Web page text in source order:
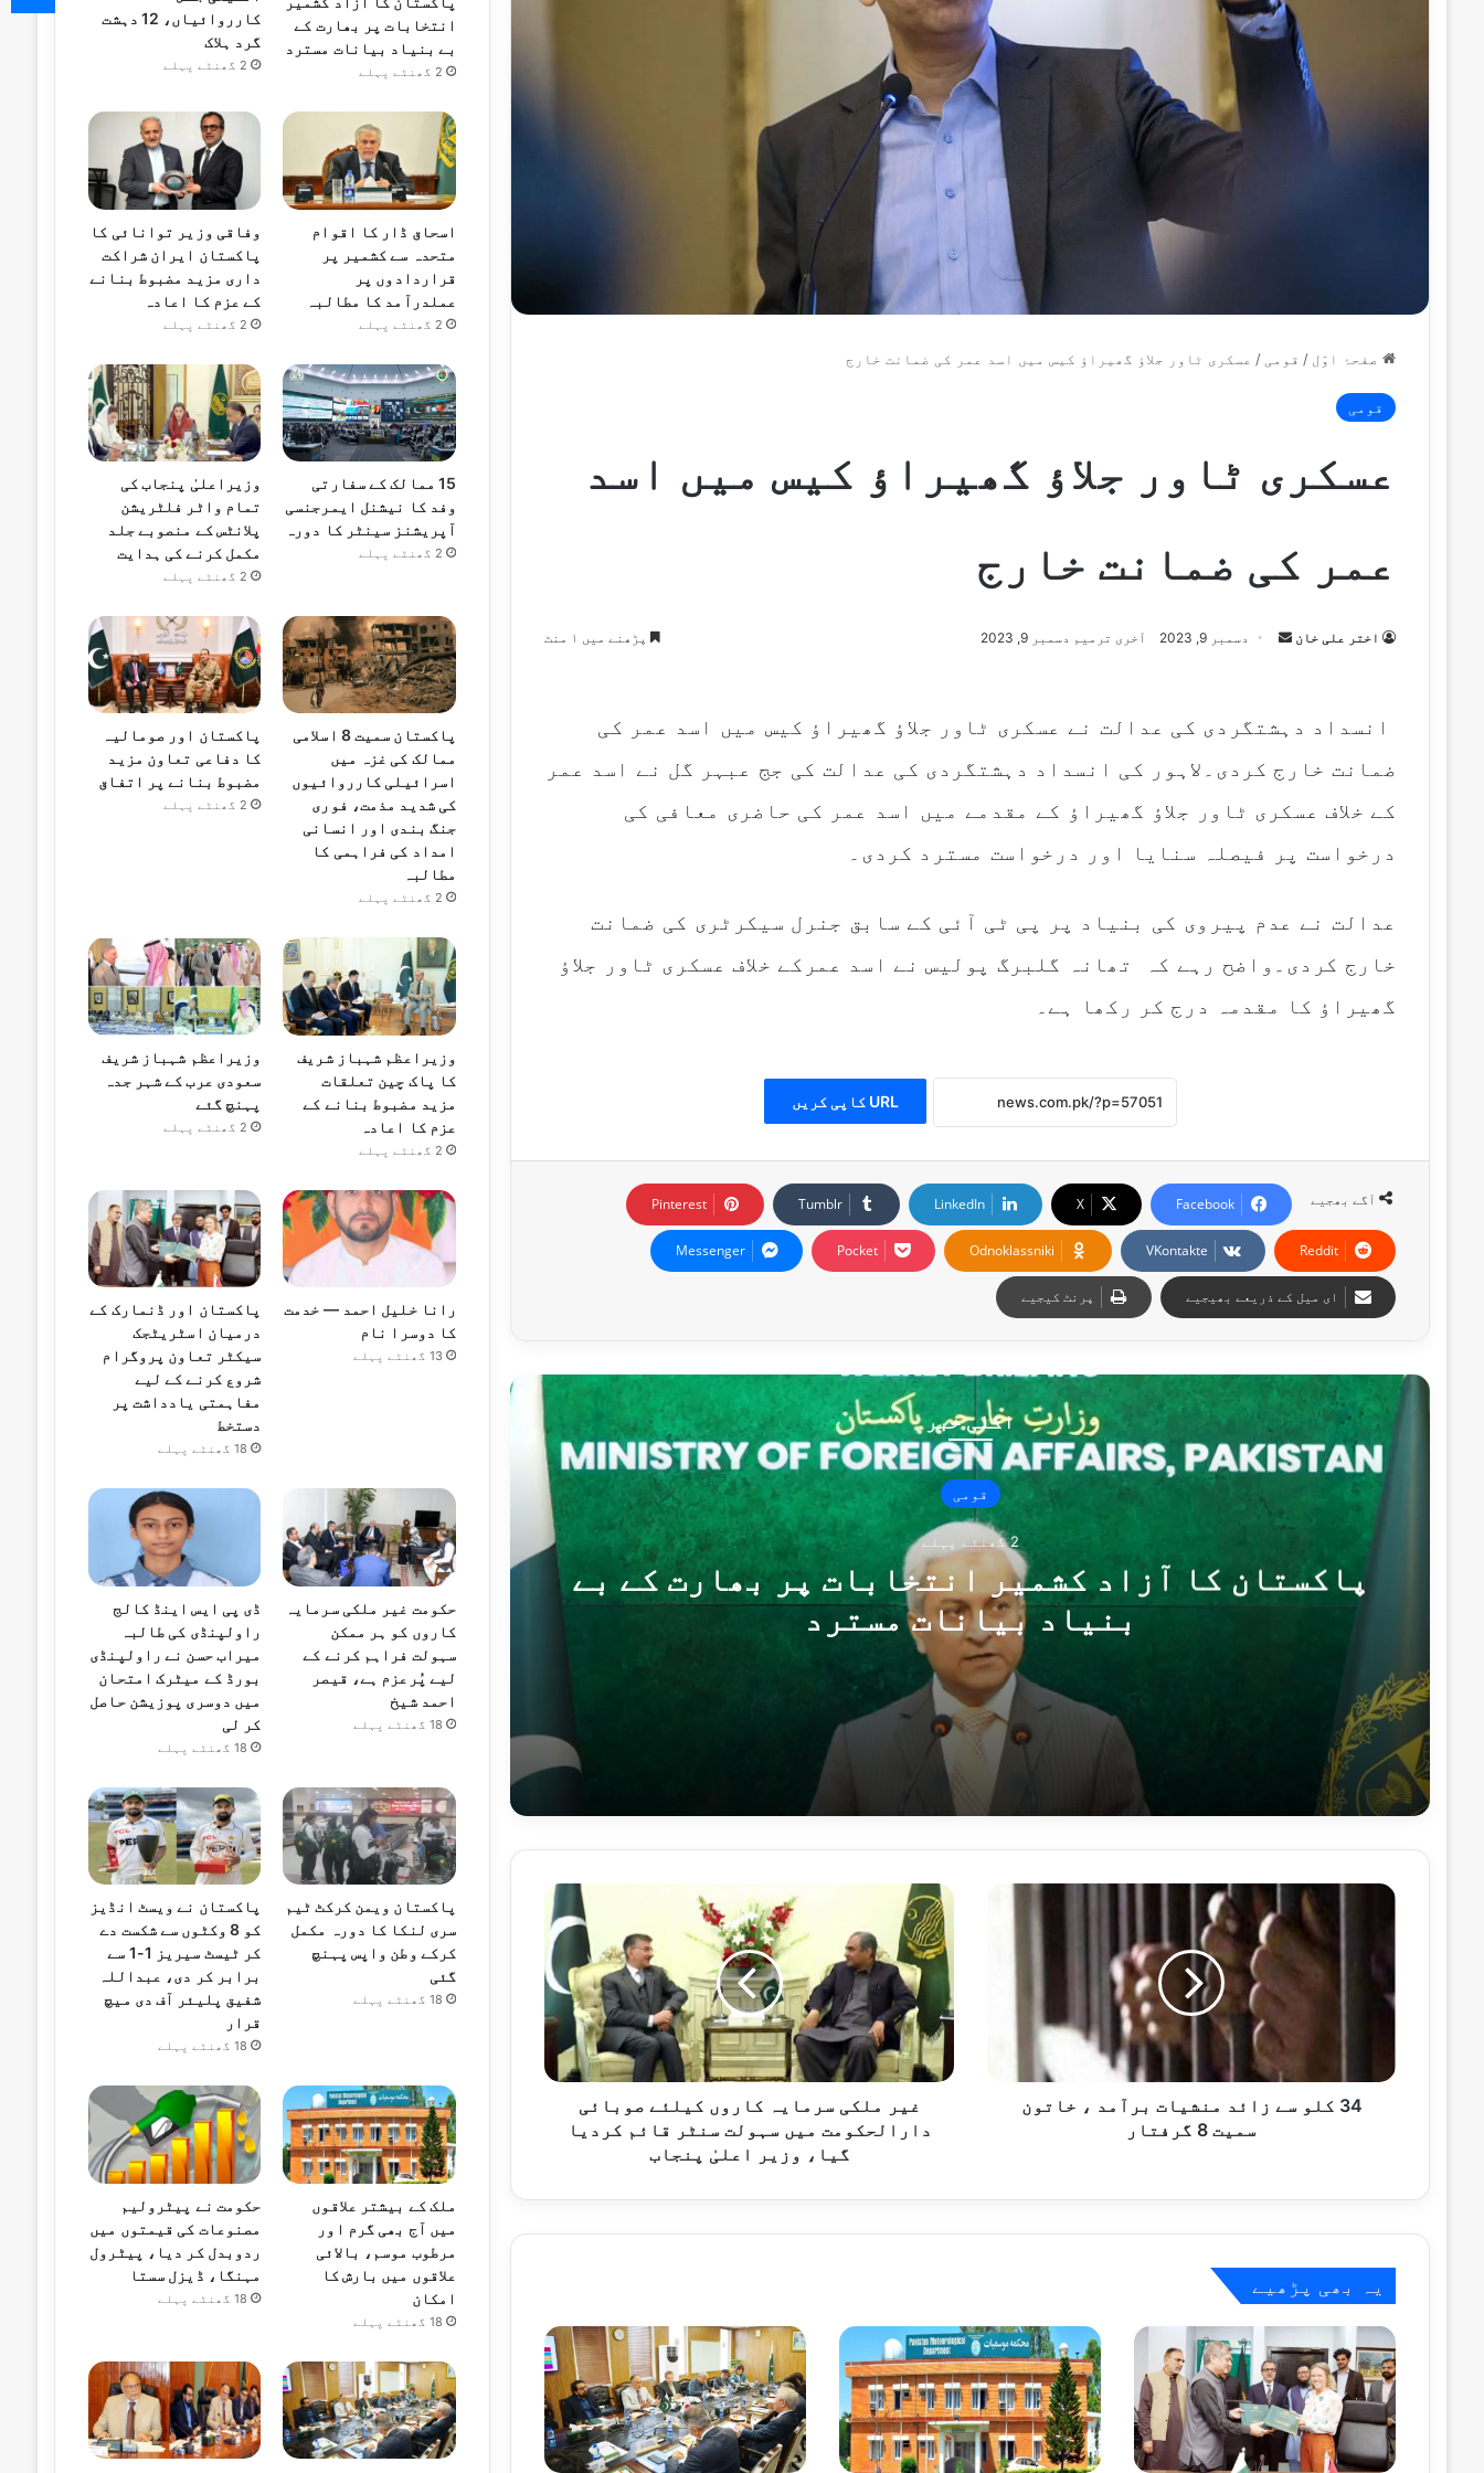
صفحۂ اوّل / قومی / عسکری ٹاور جلاؤ گھیراؤ کیس میں اسد عمر کی ضمانت خارج
قومی
عسکری ٹاور جلاؤ گھیراؤ کیس میں اسد
عمر کی ضمانت خارج
اختر علی خان
S
n
m
دسمبر 9, 2023 آخری ترمیم دسمبر 9, 2023 پڑھنے میں ۱ منٹ
انسداد دہشتگردی کی عدالت نے عسکری ٹاور جلاؤ گھیراؤ کیس میں اسد عمر کی
ضمانت خارج کردی۔لاہور کی انسداد دہشتگردی کی عدالت کی جج عبہر گل نے اسد عمر
کے خلاف عسکری ٹاور جلاؤ گھیراؤ کے مقدمے میں اسد عمر کی حاضری معافی کی
درخواست پر فیصلہ سنایا اور درخواست مسترد کردی۔
عدالت نے عدم پیروی کی بنیاد پر پی ٹی آئی کے سابق جنرل سیکرٹری کی ضمانت
خارج کردی۔واضح رہے کہ تھانہ گلبرگ پولیس نے اسد عمرکے خلاف عسکری ٹاور جلاؤ
گھیراؤ کا مقدمہ درج کر رکھا ہے۔
URL کاپی کریں
آگے بھجیے Facebook
X
LinkedIn
Tumblr
Pinterest
Reddit
VKontakte
Odnoklassniki
Pocket
Messenger
ای میل کے ذریعے بھیجیے پرنٹ کیجیے
اگلی خبر
قومی
2 گھنٹے پہلے
پاکستان کا آزاد کشمیر انتخابات پر بھارت کے بے
بنیاد بیانات مسترد
2 گھنٹے پہلے
پاکستان کا آزاد کشمیر انتخابات پر بھارت کے بے بنیاد بیانات مسترد
بلوچستان میں سیکیورٹی فورسز کی دو انٹیلی جنس کارروائیاں، 12 دہشت گرد ہلاک
اسحاق ڈار کا اقوام متحدہ سے کشمیر پر قراردادوں پر عملدرآمد کا مطالبہ
2 گھنٹے پہلے
وفاقی وزیر توانائی کا پاکستان ایران شراکت داری مزید مضبوط بنانے کے عزم کا اعادہ
2 گھنٹے پہلے
2 گھنٹے پہلے
وزیراعلیٰ پنجاب کی تمام واٹر فلٹریشن پلانٹس کے منصوبے جلد مکمل کرنے کی ہدایت
3
س
ا
ش
ت
آ
م
د
،
خ
ا
34 کلو سے زائد منشیات برآمد ، خاتون
سمیت 8 گرفتار
غ
ی
ر
م
ل
ک
ی
ر
ک
ی
ل
ئ
ے
ص
و
غیر ملکی سرمایہ کاروں کیلئے صوبائی
دارالحکومت میں سہولت سنٹر قائم کردیا
گیا، وزیر اعلیٰ پنجاب
یہ بھی پڑھیے
انتخابات پر بھارت کے
بے بنیاد بیانات مسترد
2 گھنٹے پہلے
کارروائیاں، 12 دہشت
گرد ہلاک
2 گھنٹے پہلے
اسحاق ڈار کا اقوام
متحدہ سے کشمیر پر
قراردادوں پر
عملدرآمد کا مطالبہ
2 گھنٹے پہلے
وفاقی وزیر توانائی کا
پاکستان ایران شراکت
داری مزید مضبوط بنانے
کے عزم کا اعادہ
2 گھنٹے پہلے
15 ممالک کے سفارتی
وفد کا نیشنل ایمرجنسی
آپریشنز سینٹر کا دورہ
2 گھنٹے پہلے
وزیراعلیٰ پنجاب کی
تمام واٹر فلٹریشن
پلانٹس کے منصوبے جلد
مکمل کرنے کی ہدایت
2 گھنٹے پہلے
پاکستان سمیت 8 اسلامی
ممالک کی غزہ میں
اسرائیلی کارروائیوں
کی شدید مذمت، فوری
جنگ بندی اور انسانی
امداد کی فراہمی کا
مطالبہ
2 گھنٹے پہلے
پاکستان اور صومالیہ
کا دفاعی تعاون مزید
مضبوط بنانے پر اتفاق
2 گھنٹے پہلے
وزیراعظم شہباز شریف
کا پاک چین تعلقات
مزید مضبوط بنانے کے
عزم کا اعادہ
2 گھنٹے پہلے
وزیراعظم شہباز شریف
سعودی عرب کے شہر جدہ
پہنچ گئے
2 گھنٹے پہلے
رانا خلیل احمد — خدمت
کا دوسرا نام
13 گھنٹے پہلے
پاکستان اور ڈنمارک کے
درمیان اسٹریٹجک
سیکٹر تعاون پروگرام
شروع کرنے کے لیے
مفاہمتی یادداشت پر
دستخط
18 گھنٹے پہلے
حکومت غیر ملکی سرمایہ
کاروں کو ہر ممکن
سہولت فراہم کرنے کے
لیے پُرعزم ہے، قیصر
احمد شیخ
18 گھنٹے پہلے
ڈی پی ایس اینڈ کالج
راولپنڈی کی طالبہ
میراب حسن نے راولپنڈی
بورڈ کے میٹرک امتحان
میں دوسری پوزیشن حاصل
کر لی
18 گھنٹے پہلے
پاکستان ویمن کرکٹ ٹیم
سری لنکا کا دورہ مکمل
کرکے وطن واپس پہنچ
گئی
18 گھنٹے پہلے
پاکستان نے ویسٹ انڈیز
کو 8 وکٹوں سے شکست دے
کر ٹیسٹ سیریز 1-1 سے
برابر کر دی، عبداللہ
شفیق پلیئر آف دی میچ
قرار
18 گھنٹے پہلے
ملک کے بیشتر علاقوں
میں آج بھی گرم اور
مرطوب موسم، بالائی
علاقوں میں بارش کا
امکان
18 گھنٹے پہلے
حکومت نے پیٹرولیم
مصنوعات کی قیمتوں میں
ردوبدل کر دیا، پیٹرول
مہنگا، ڈیزل سستا
18 گھنٹے پہلے